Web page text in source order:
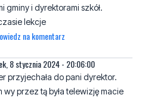
8 stycznia 2024 - 20:06:00
przyjechała do pani dyrektor.
ludzie was zaczną się bać. dobrze
rozmawiali.
Odpowiedz na komentarz